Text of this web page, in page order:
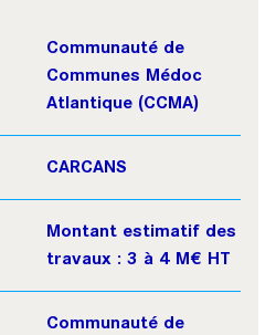
Communauté de
Communes Médoc
Atlantique (CCMA)
CARCANS
Montant estimatif des
travaux : 3 à 4 M€ HT
Communauté de